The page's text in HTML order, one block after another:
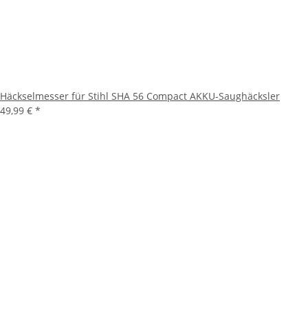
Häckselmesser für Stihl SHA 56 Compact AKKU-Saughäcksler
49,99 € *